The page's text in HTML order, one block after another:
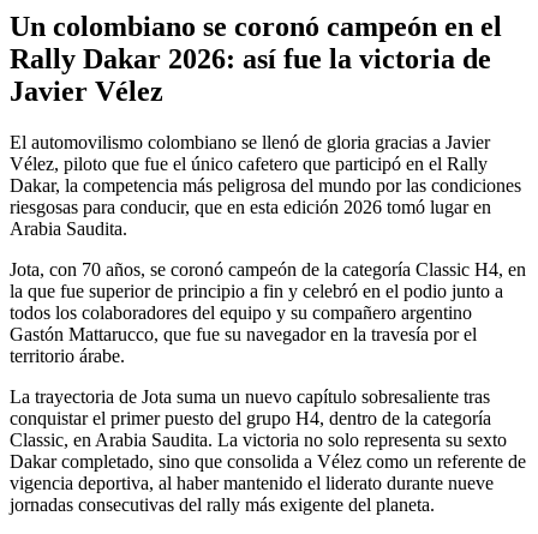
Un colombiano se coronó campeón en el
Rally Dakar 2026: así fue la victoria de
Javier Vélez
El automovilismo colombiano se llenó de gloria gracias a Javier
Vélez, piloto que fue el único cafetero que participó en el Rally
Dakar, la competencia más peligrosa del mundo por las condiciones
riesgosas para conducir, que en esta edición 2026 tomó lugar en
Arabia Saudita.
Jota, con 70 años, se coronó campeón de la categoría Classic H4, en
la que fue superior de principio a fin y celebró en el podio junto a
todos los colaboradores del equipo y su compañero argentino
Gastón Mattarucco, que fue su navegador en la travesía por el
territorio árabe.
La trayectoria de Jota suma un nuevo capítulo sobresaliente tras
conquistar el primer puesto del grupo H4, dentro de la categoría
Classic, en Arabia Saudita. La victoria no solo representa su sexto
Dakar completado, sino que consolida a Vélez como un referente de
vigencia deportiva, al haber mantenido el liderato durante nueve
jornadas consecutivas del rally más exigente del planeta.